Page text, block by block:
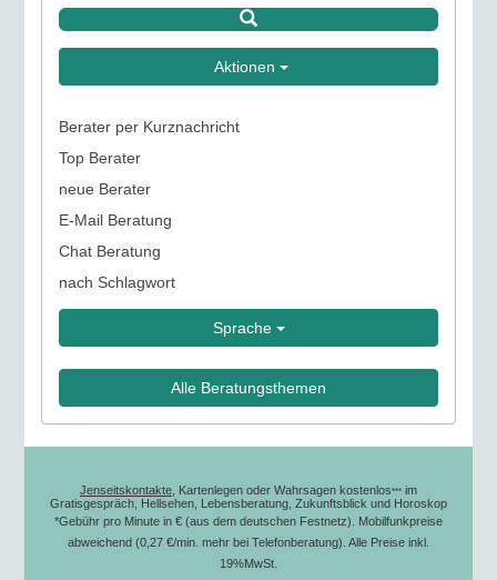
Aktionen
Berater per Kurznachricht
Top Berater
neue Berater
E-Mail Beratung
Chat Beratung
nach Schlagwort
Sprache
Alle Beratungsthemen
Jenseitskontakte , Kartenlegen oder Wahrsagen kostenlos*** im
Gratisgespräch, Hellsehen, Lebensberatung, Zukunftsblick und Horoskop
*Gebühr pro Minute in € (aus dem deutschen Festnetz). Mobilfunkpreise
abweichend (0,27 €/min. mehr bei Telefonberatung). Alle Preise inkl.
19%MwSt.